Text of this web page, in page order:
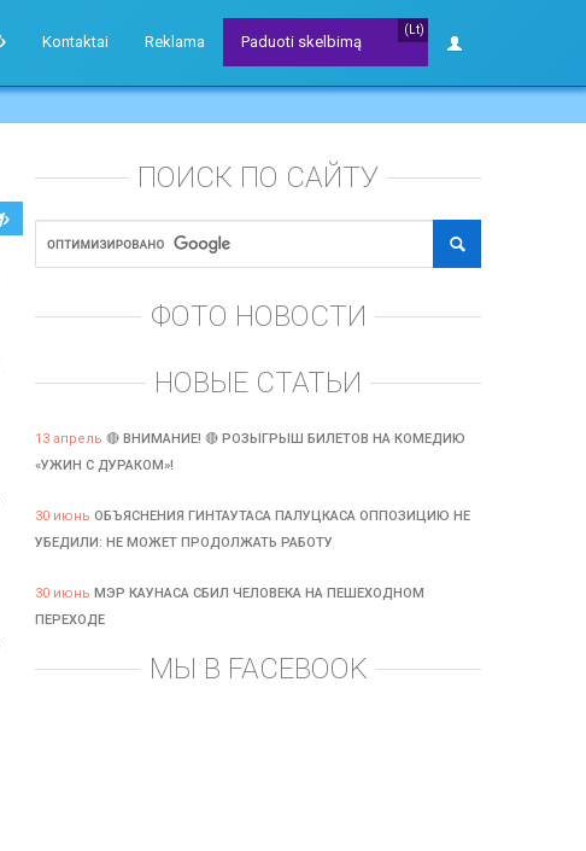
Kontaktai Reklama
(Lt)
Paduoti skelbimą
ПОИСК ПО САЙТУ
ФОТО НОВОСТИ
НОВЫЕ СТАТЬИ
13 апрель 🔴 ВНИМАНИЕ! 🔴 РОЗЫГРЫШ БИЛЕТОВ НА КОМЕДИЮ
«УЖИН С ДУРАКОМ»!
30 июнь ОБЪЯСНЕНИЯ ГИНТАУТАСА ПАЛУЦКАСА ОППОЗИЦИЮ НЕ
УБЕДИЛИ: НЕ МОЖЕТ ПРОДОЛЖАТЬ РАБОТУ
30 июнь МЭР КАУНАСА СБИЛ ЧЕЛОВЕКА НА ПЕШЕХОДНОМ
ПЕРЕХОДЕ
МЫ В FACEBOOK